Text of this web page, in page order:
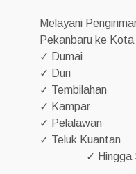
Melayani
Pekanbaru ke
✓ Dumai
✓ Duri
✓ Tembilahan
✓ Kampar
✓ Pelalawan
✓ Teluk Kuantan
✓ Hingga